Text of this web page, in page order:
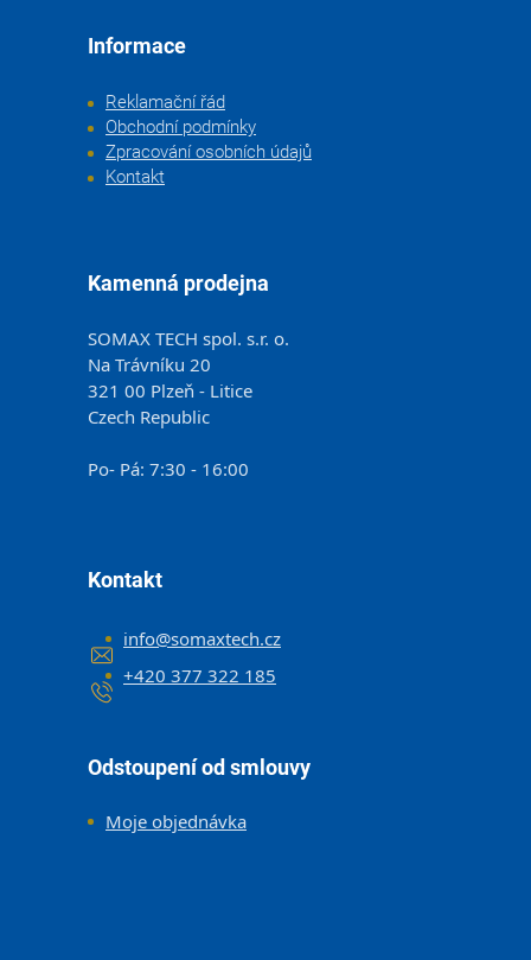
Informace
Reklamační řád
Obchodní podmínky
Zpracování osobních údajů
Kontakt
Kamenná prodejna
SOMAX TECH spol. s.r. o.
Na Trávníku 20
321 00 Plzeň - Litice
Czech Republic
Po- Pá: 7:30 - 16:00
Kontakt
info@somaxtech.cz
+420 377 322 185
Odstoupení od smlouvy
Moje objednávka